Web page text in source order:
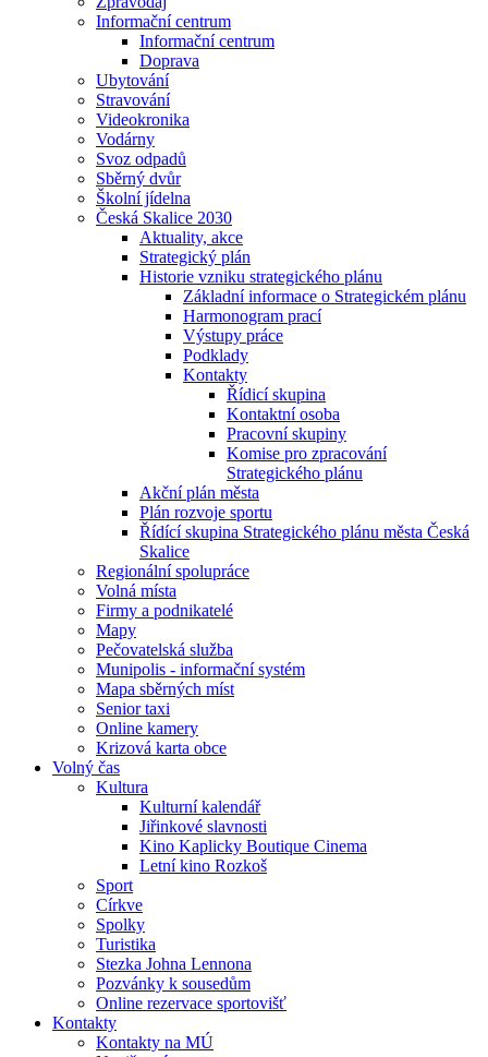
Informační centrum
Informační centrum
Doprava
Ubytování
Stravování
Videokronika
Vodárny
Svoz odpadů
Sběrný dvůr
Školní jídelna
Česká Skalice 2030
Aktuality, akce
Strategický plán
Historie vzniku strategického plánu
Základní informace o Strategickém plánu
Harmonogram prací
Výstupy práce
Podklady
Kontakty
Řídicí skupina
Kontaktní osoba
Pracovní skupiny
Komise pro zpracování
Strategického plánu
Akční plán města
Plán rozvoje sportu
Řídící skupina Strategického plánu města Česká
Skalice
Regionální spolupráce
Volná místa
Firmy a podnikatelé
Mapy
Pečovatelská služba
Munipolis - informační systém
Mapa sběrných míst
Senior taxi
Online kamery
Krizová karta obce
Volný čas
Kultura
Kulturní kalendář
Jiřinkové slavnosti
Kino Kaplicky Boutique Cinema
Letní kino Rozkoš
Sport
Církve
Spolky
Turistika
Stezka Johna Lennona
Pozvánky k sousedům
Online rezervace sportovišť
Kontakty
Kontakty na MÚ